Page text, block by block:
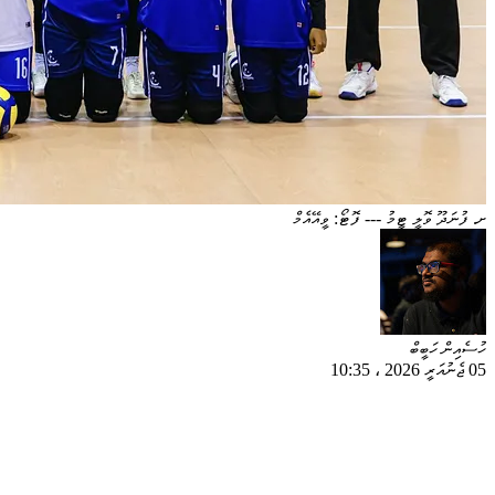
ށ. ފުނަދޫ ވޮލީ ޓީމު --- ފޮޓޯ: ވީއޭއެމް
ހުސެއިން ހަބީބް
05 ޖެނުއަރީ 2026
، 10:35